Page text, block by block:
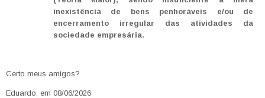
inexistência de bens penhoráveis e/ou de
encerramento irregular das atividades da
sociedade empresária.
Certo meus amigos?
Eduardo, em 08/06/2026